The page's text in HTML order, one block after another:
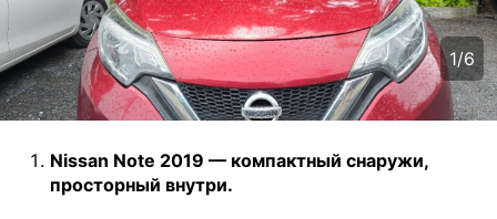
1/6
Nissan Note 2019 — компактный снаружи,
просторный внутри.